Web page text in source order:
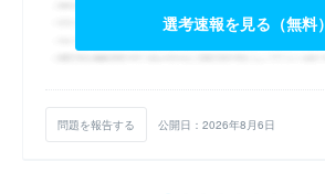
選考速報を見る（無料）
問題を報告する 公開日：2026年8月6日